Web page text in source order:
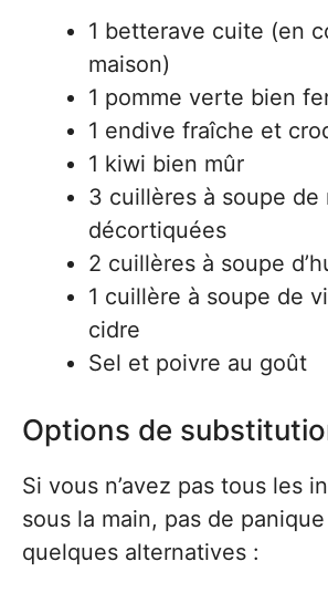
1 betterave cuite (en
maison)
1 pomme verte bien
1 endive fraîche et
1 kiwi bien mûr
3 cuillères à soupe de
décortiquées
2 cuillères à soupe
1 cuillère à soupe de
cidre
Sel et poivre au goût
Options de
Si vous n’avez pas tous les
sous la main, pas de
quelques alternatives :